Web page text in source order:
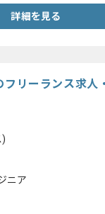
詳細を見る
フリーランス求人
ニア